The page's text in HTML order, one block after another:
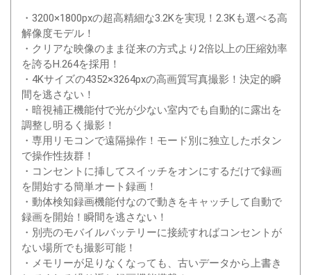
・3200×1800pxの超高精細な3.2Kを実現！2.3Kも選べる高
解像度モデル！
・クリアな映像のまま従来の方式より2倍以上の圧縮効率
を誇るH.264を採用！
・4Kサイズの4352×3264pxの高画質写真撮影！決定的瞬
間を逃さない！
・暗視補正機能付で光が少ない室内でも自動的に露出を
調整し明るく撮影！
・専用リモコンで遠隔操作！モード別に独立したボタン
で操作性抜群！
・コンセントに挿してスイッチをオンにするだけで録画
を開始する簡単オート録画！
・動体検知録画機能付なので動きをキャッチして自動で
録画を開始！瞬間を逃さない！
・別売のモバイルバッテリーに接続すればコンセントが
ない場所でも撮影可能！
・メモリーが足りなくなっても、古いデータから上書き